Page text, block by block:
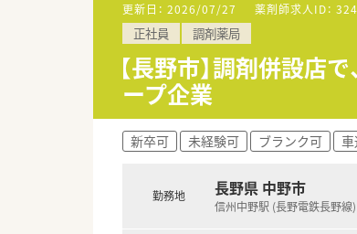
更新日： 2026/07/27 薬剤師求人ID：
正社員 調剤薬局
【長野市】調剤併設
ープ企業
新卒可 未経験可 ブランク可
勤務地 長野県 中野市
信州中野駅 (長野電鉄長野線)